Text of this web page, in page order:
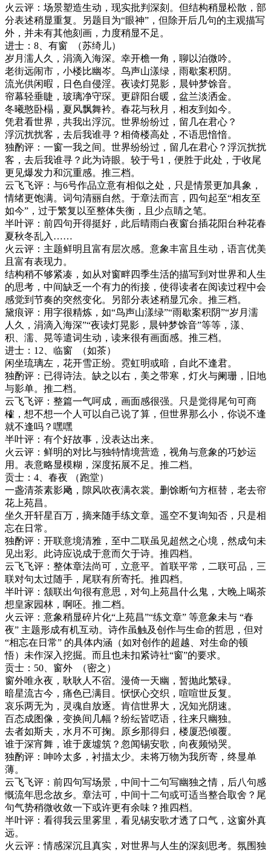
火云评： 场景塑造生动，现实批判深刻。但结构稍显松散，部
分表述稍显重复。另题目为“眼神”，但除开后几句的主观描写
外，并未有其他刻画，力度稍显不足。
进士： 8 、有窗
（苏绮儿）
岁月濡人久，涓滴入海深。幸开檐一角，聊以泊微吟。
老街远闹市，小楼比幽岑。鸟声山漾绿，雨歇案积阴。
流光供闲暇，日色自侵淫。夜读灯晃影，晨钟梦馀音。
帘幕轻垂睫，玻璃净守琛。更辟阳台暖，盆兰淡洒金。
冬曦憨卧榻，夏风飘舞衿。春花与秋月，相友到如今。
凭君看世界，共我出浮沉。世界纷纷过，留几在君心？
浮沉扰扰客，去后我谁寻？相倚楼高处，不语思愔愔。
独酌评：一窗一我之间。世界纷纷过，留几在君心？浮沉扰扰
客，去后我谁寻？此为诗眼。较于号1 ，便胜于此处，于收尾
更见爆发力和沉重感。推三档。
云飞飞评： 与6号作品立意有相似之处，只是情景更加具象，
情绪更饱满。词句清丽自然。于章法而言，四句起至“相友至
如今”，过于繁复以至整体失衡，且少点睛之笔。
半叶评： 前四句开得挺好，此后晴雨白夜窗台插花阳台种花春
夏秋冬乱入 ……
火云评：主题鲜明且富有层次感。意象丰富且生动，语言优美
且富有表现力。
结构稍不够紧凑，如从对窗畔四季生活的描写到对世界和人生
的思考，中间缺乏一个有力的衔接，使得读者在阅读过程中会
感觉到节奏的突然变化。另部分表述稍显冗余。推三档。
黛痕评： 用字很精炼，如“鸟声山漾绿”“雨歇案积阴”“岁月濡
人久，涓滴入海深”“夜读灯晃影，晨钟梦馀音”等等，漾、
积、濡、晃等遣词生动，读来很有画面感。推三档。
进士： 12 、临窗
（如茶）
闲坐琉璃左，花开雪正纷。霓虹明或暗，自此不逢君。
独酌评：已得诗法。缺之以右，美之带寒，灯火与阑珊，旧地
与影单。推二档。
云飞飞评：整篇一气呵成，画面感很强。只是觉得尾句可商
榷，想不想一个人可以自己说了算，但世界那么小，你说不逢
就不逢吗？嘿嘿
半叶评：有个好故事，没表达出来。
火云评：鲜明的对比与独特情境营造，视角与意象的巧妙运
用。表意略显模糊，深度拓展不足。推二档。
贡士： 4 、春夜
（跑堂）
一盏清茶素影飏，隙风吹夜满衣裳。删馀断句方框替，老去帘
花上苑昌。
坐久开轩星百万，摘来随手练文章。遥空不复询知否，只是相
忘在日常。
独酌评：开联意境清雅，至中二联虽见超然之心境，然成句未
见出彩。此诗应说成于意而欠于诗。推四档。
云飞飞评：整体章法尚可，立意平。首联平常，二联可品，三
联对句太过随手，尾联有所寄托。推四档。
半叶评：颔联出句很有意思，对句上苑昌什么鬼，大晚上喝茶
想皇家园林，啊呸。推二档。
火云评： 意象稍显碎片化“上苑昌”“练文章” 等意象未与 “春
夜” 主题形成有机互动。诗作虽触及创作与生命的哲思，但对
“相忘在日常” 的具体内涵（如对创作的超越、对生命的顿
悟）未作深入挖掘。而且也未扣紧诗社“窗”的要求。
贡士： 50 、窗外
（密之）
窗外唯永夜，耿耿人不宿。漫倚一天幽，暂抛此繁碌。
暗星流古今，痛色已满目。恹恹心交织，喧喧世反复。
哀乐两无为，灵魂自放逐。肯信世界大，况知光阴速。
百态成图像，变换间几幅？纷纭皆呓语，往来只幽独。
去者如斯夫，水月不可掬。原乡那得归，楼厦恐倾覆。
谁于深宵舞，谁于废墟筑？忽闻锡安歌，向夜频恸哭。
独酌评：呻吟太多，衬描太少。未将万物为我所寄，终显单
薄。
云飞飞评：前四句写场景，中间十二句写幽独之情，后八句感
慨流年思念故乡。章法可，中间十二句或可适当整合取舍？尾
句气势稍微收敛一下或许更有余味？推四档。
半叶评：看得我云里雾里，看见锡安歌才透了口气，这窗外真
远。
火云评：情感深沉且真实，对世界与人生的深刻思考。氛围独